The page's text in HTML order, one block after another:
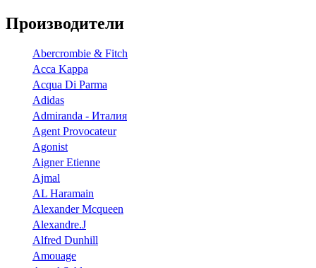
Производители
Abercrombie & Fitch
Acca Kappa
Acqua Di Parma
Adidas
Admiranda - Италия
Agent Provocateur
Agonist
Aigner Etienne
Ajmal
AL Haramain
Alexander Mcqueen
Alexandre.J
Alfred Dunhill
Amouage